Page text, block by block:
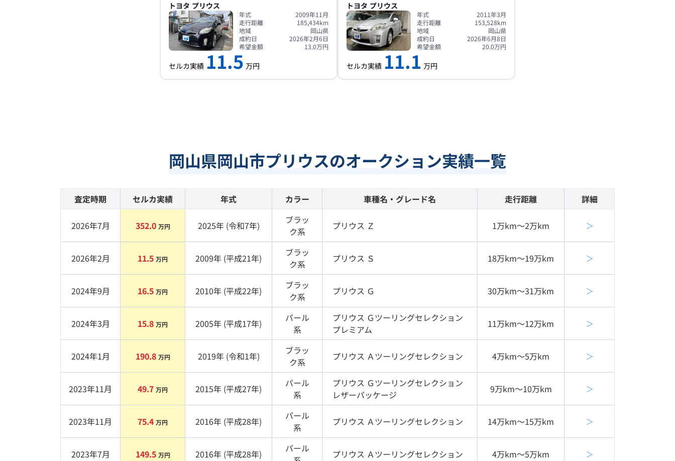
トヨタ プリウス
年式
2009年11月
走行距離
185,434km
地域
岡山県
成約日
2026年2月6日
希望金額
13.0万円
セルカ実績 11.5 万円
トヨタ プリウス
年式
2011年3月
走行距離
153,528km
地域
岡山県
成約日
2026年6月8日
希望金額
20.0万円
セルカ実績 11.1 万円
岡山県岡山市プリウスのオークション実績一覧
査定時期 セルカ実績 年式 カラー 車種名・グレード名 走行距離 詳細
2026年7月 352.0 万円 2025年 (令和7年)
ブラッ
ク系 プリウス Ｚ 1万km〜2万km ＞
2026年2月 11.5 万円 2009年 (平成21年)
ブラッ
ク系 プリウス Ｓ 18万km〜19万km ＞
2024年9月 16.5 万円 2010年 (平成22年)
ブラッ
ク系 プリウス Ｇ 30万km〜31万km ＞
2024年3月 15.8 万円 2005年 (平成17年)
パール
系
プリウス Ｇツーリングセレクション
プレミアム
11万km〜12万km ＞
2024年1月 190.8 万円 2019年 (令和1年)
ブラッ
ク系 プリウス Ａツーリングセレクション 4万km〜5万km ＞
2023年11月 49.7 万円 2015年 (平成27年)
パール
系
プリウス Ｇツーリングセレクション
レザーパッケージ
9万km〜10万km ＞
2023年11月 75.4 万円 2016年 (平成28年)
パール
系
プリウス Ａツーリングセレクション 14万km〜15万km ＞
2023年7月 149.5 万円 2016年 (平成28年)
パール
プリウス Ａツーリングセレクション 4万km〜5万km ＞